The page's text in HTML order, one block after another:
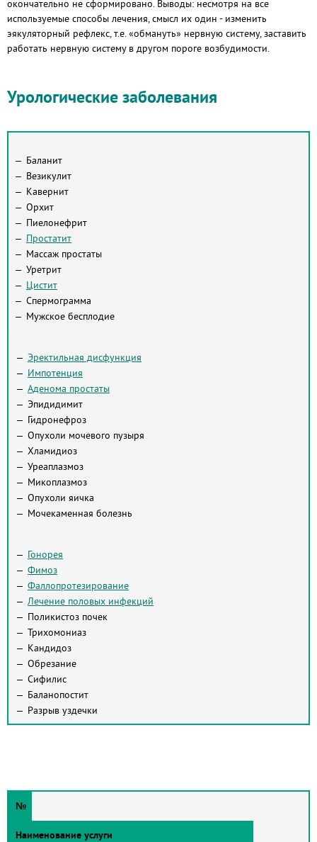
окончательно не сформировано. Выводы: несмотря на все
используемые способы лечения, смысл их один - изменить
эякуляторный рефлекс, т.е. «обмануть» нервную систему, заставить
работать нервную систему в другом пороге возбудимости.
Урологические заболевания
Баланит
Везикулит
Кавернит
Орхит
Пиелонефрит
Простатит
Массаж простаты
Уретрит
Цистит
Спермограмма
Мужское бесплодие
Эректильная дисфункция
Импотенция
Аденома простаты
Эпидидимит
Гидронефроз
Опухоли мочевого пузыря
Хламидиоз
Уреаплазмоз
Микоплазмоз
Опухоли яичка
Мочекаменная болезнь
Гонорея
Фимоз
Фаллопротезирование
Лечение половых инфекций
Поликистоз почек
Трихомониаз
Кандидоз
Обрезание
Сифилис
Баланопостит
Разрыв уздечки
№
Наименование услуги